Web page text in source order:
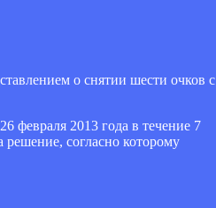
о снятии шести очков с
февраля 2013 года в течение 7
решение, согласно которому